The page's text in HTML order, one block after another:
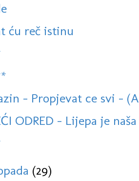
ću reč istinu
- Propjevat ce svi -
ODRED - Lijepa je
(29)